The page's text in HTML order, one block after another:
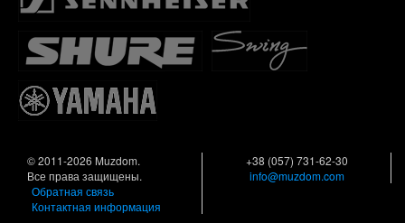
© 2011-2026 Muzdom.
Все права защищены.
Обратная связь
Контактная информация
+38 (057) 731-62-30
info@muzdom.com